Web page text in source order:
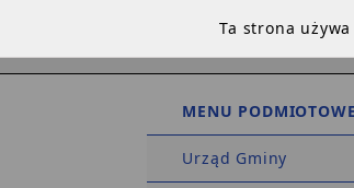
MENU PODMIOTOWE
Urząd Gminy
Ta strona